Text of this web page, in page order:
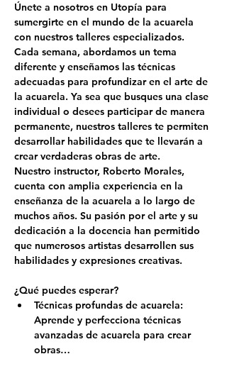
Únete a nosotros en Utopía para
sumergirte en el mundo de la acuarela
con nuestros talleres especializados.
Cada semana, abordamos un tema
diferente y enseñamos las técnicas
adecuadas para profundizar en el arte de
la acuarela. Ya sea que busques una clase
individual o desees participar de manera
permanente, nuestros talleres te permiten
desarrollar habilidades que te llevarán a
crear verdaderas obras de arte.
Nuestro instructor, Roberto Morales,
cuenta con amplia experiencia en la
enseñanza de la acuarela a lo largo de
muchos años. Su pasión por el arte y su
dedicación a la docencia han permitido
que numerosos artistas desarrollen sus
habilidades y expresiones creativas.
¿Qué puedes esperar?
Técnicas profundas de acuarela:
Aprende y perfecciona técnicas
avanzadas de acuarela para crear
obras…